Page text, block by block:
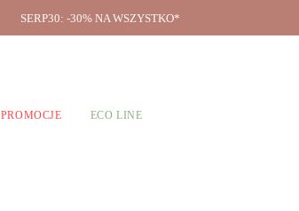
SERP30: -30% NA WSZYSTKO*
PROMOCJE ECO LINE